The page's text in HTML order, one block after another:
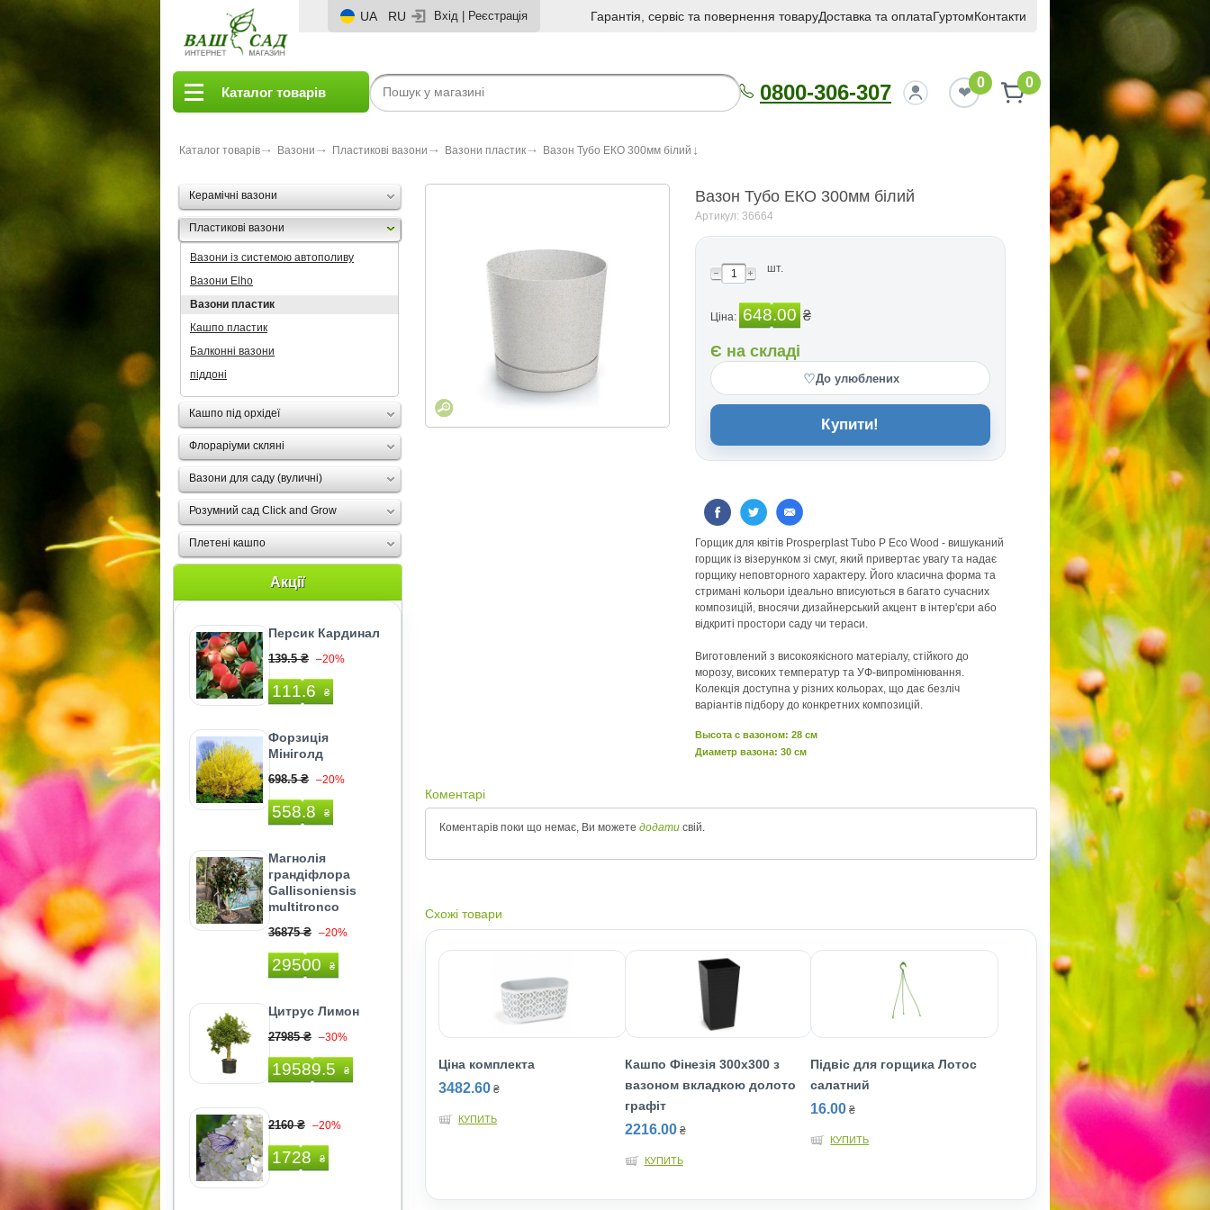
UA RU Вхід Реєстрація Гарантія, сервіс та повернення товаруДоставка та оплатаГуртомКонтакти
Каталог товарів 0800-306-307 0 0
Каталог товарів Вазони Пластикові вазони Вазони пластик Вазон Тубо ЕКО 300мм бiлий
Керамічні вазони
Пластикові вазони
Вазони із системою автополиву
Вазони Elho
Вазони пластик
Кашпо пластик
Балконні вазони
піддоні
Кашпо під орхідеї
Флораріуми скляні
Вазони для саду (вуличні)
Розумний сад Click and Grow
Плетені кашпо
Акції
Персик Кардинал
139.5 ₴ –20%
111.6 ₴
Форзиція
Мініголд
698.5 ₴ –20%
558.8 ₴
Магнолія
грандіфлора
Gallisoniensis
multitronco
36875 ₴ –20%
29500 ₴
Цитрус Лимон
27985 ₴ –30%
19589.5 ₴
2160 ₴ –20%
1728 ₴
Вазон Тубо ЕКО 300мм бiлий
Артикул: 36664
шт.
Ціна: 648.00 ₴
Є на складі
♡До улюблених
Купити!
Горщик для квітів Prosperplast Tubo P Eco Wood - вишуканий
горщик із візерунком зі смуг, який привертає увагу та надає
горщику неповторного характеру. Його класична форма та
стримані кольори ідеально вписуються в багато сучасних
композицій, вносячи дизайнерський акцент в інтер'єри або
відкриті простори саду чи тераси.
Виготовлений з високоякісного матеріалу, стійкого до
морозу, високих температур та УФ-випромінювання.
Колекція доступна у різних кольорах, що дає безліч
варіантів підбору до конкретних композицій.
Высота c вазоном: 28 см
Диаметр вазона: 30 см
Коментарі
Коментарів поки що немає, Ви можете додати свій.
Схожі товари
Ціна комплекта
3482.60 ₴
КУПИТЬ
Кашпо Фінезія 300х300 з
вазоном вкладкою долото
графіт
2216.00 ₴
КУПИТЬ
Підвіс для горщика Лотос
салатний
16.00 ₴
КУПИТЬ